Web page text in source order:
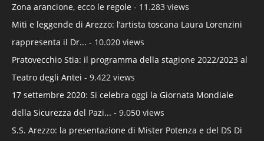
Zona arancione, ecco le regole - 11.283 views
Miti e leggende di Arezzo: l’artista toscana Laura Lorenzini
rappresenta il Dr... - 10.020 views
Pratovecchio Stia: il programma della stagione 2022/2023 al
Teatro degli Antei - 9.422 views
17 settembre 2020: Si celebra oggi la Giornata Mondiale
della Sicurezza del Pazi... - 9.050 views
S.S. Arezzo: la presentazione di Mister Potenza e del DS Di